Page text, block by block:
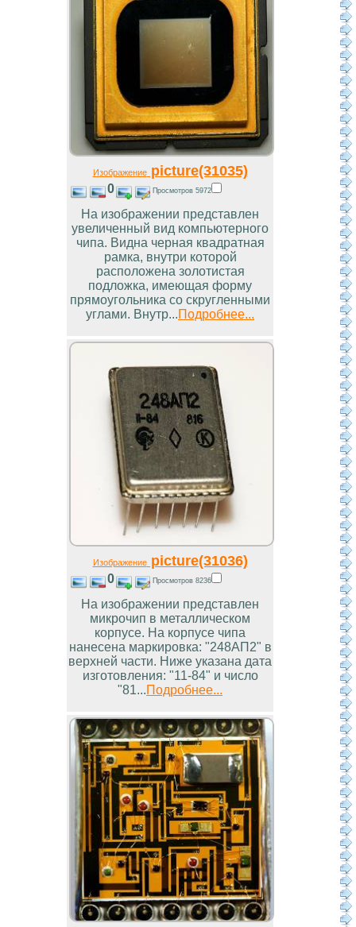
Изображениеpicture(31035)
0 Просмотров 5972
На изображении представлен
увеличенный вид компьютерного
чипа. Видна черная квадратная
рамка, внутри которой
расположена золотистая
подложка, имеющая форму
прямоугольника со скругленными
углами. Внутр...Подробнее...
Изображениеpicture(31036)
0 Просмотров 8236
На изображении представлен
микрочип в металлическом
корпусе. На корпусе чипа
нанесена маркировка: "248АП2" в
верхней части. Ниже указана дата
изготовления: "11-84" и число
"81...Подробнее...